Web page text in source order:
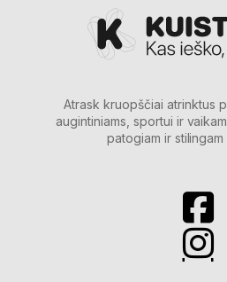
Atrask kruopščiai atrinktus
augintiniams, sportui ir
patogiam ir